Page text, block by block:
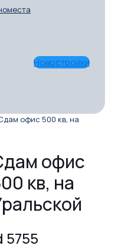
Новостройки
офис 500 кв, на
офис
кв, на
5755